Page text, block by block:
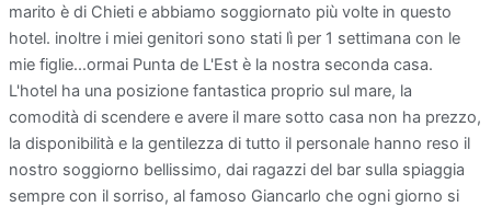
marito è di Chieti e abbiamo soggiornato più volte in questo
hotel. inoltre i miei genitori sono stati lì per 1 settimana con le
mie figlie...ormai Punta de L'Est è la nostra seconda casa.
L'hotel ha una posizione fantastica proprio sul mare, la
comodità di scendere e avere il mare sotto casa non ha prezzo,
la disponibilità e la gentilezza di tutto il personale hanno reso il
nostro soggiorno bellissimo, dai ragazzi del bar sulla spiaggia
sempre con il sorriso, al famoso Giancarlo che ogni giorno si